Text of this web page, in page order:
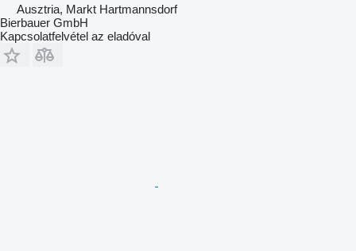
Ausztria, Markt Hartmannsdorf
Bierbauer GmbH
Kapcsolatfelvétel az eladóval